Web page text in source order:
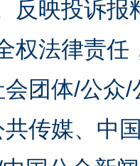
反映投诉
权法律责
团体/公众
传媒、中